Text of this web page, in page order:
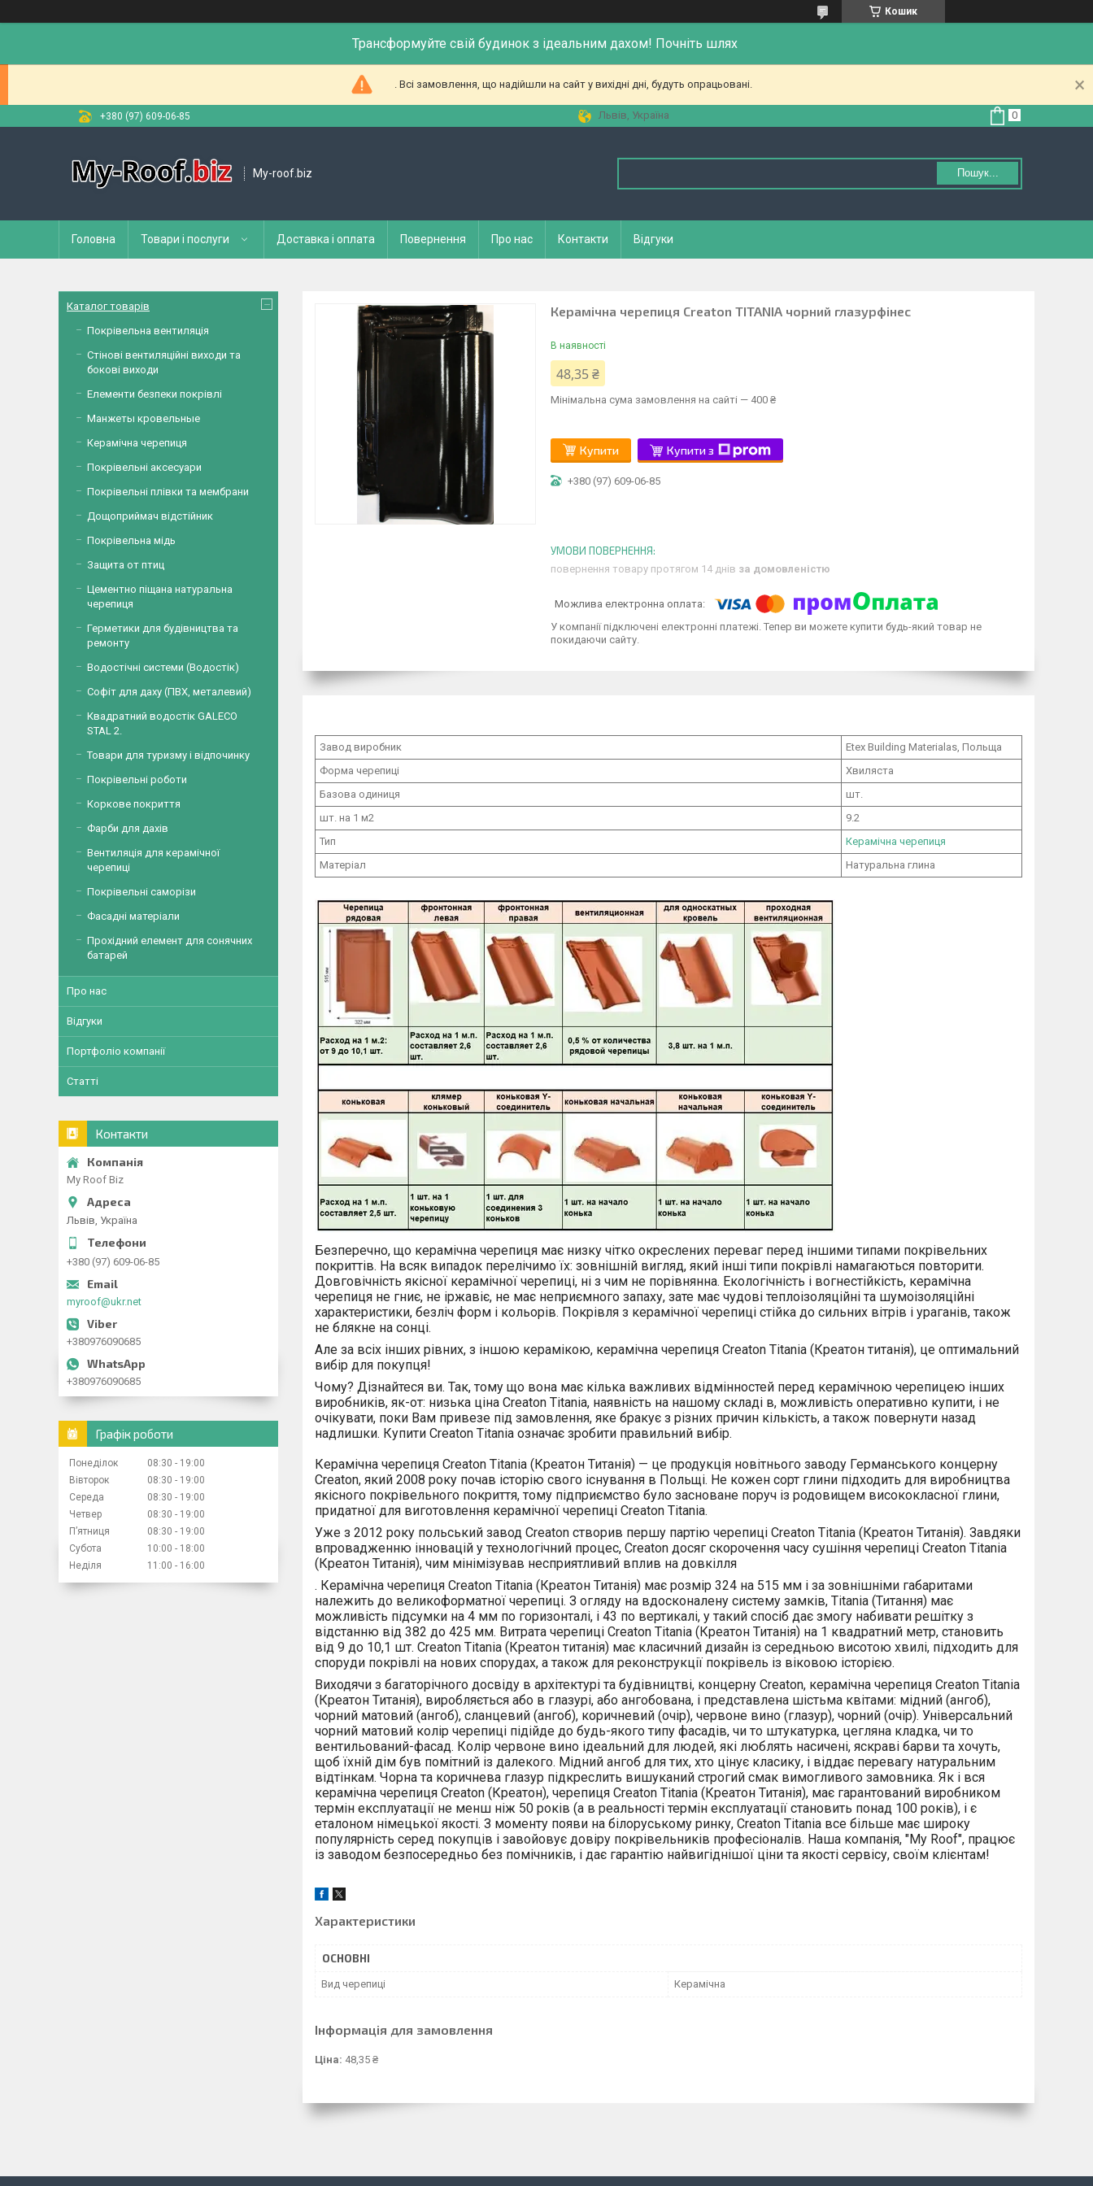
Кошик
Трансформуйте свій будинок з ідеальним дахом! Почніть шлях
. Всі замовлення, що надійшли на сайт у вихідні дні, будуть опрацьовані.
+380 (97) 609-06-85 Львів, Україна
My-roof.biz Пошук...
Головна Товари і послуги Доставка і оплата Повернення Про нас Контакти Відгуки
Керамічна черепиця Creaton TITANIA чорний глазурфінес
В наявності
48,35 ₴
Мінімальна сума замовлення на сайті — 400 ₴
Купити Купити з
+380 (97) 609-06-85
повернення товару протягом 14 днів за домовленістю
У компанії підключені електронні платежі. Тепер ви можете купити будь-який товар не
покидаючи сайту.
Завод виробник
Etex Building Materialas, Польща
Форма черепиці
Хвиляста
Базова одиниця
шт.
шт. на 1 м2
9.2
Тип
Керамічна черепиця
Матеріал
Натуральна глина
Безперечно, що керамічна черепиця має низку чітко окреслених переваг перед іншими типами покрівельних
покриттів. На всяк випадок перелічимо їх: зовнішній вигляд, який інші типи покрівлі намагаються повторити.
Довговічність якісної керамічної черепиці, ні з чим не порівнянна. Екологічність і вогнестійкість, керамічна
черепиця не гниє, не іржавіє, не має неприємного запаху, зате має чудові теплоізоляційні та шумоізоляційні
характеристики, безліч форм і кольорів. Покрівля з керамічної черепиці стійка до сильних вітрів і ураганів, також
не блякне на сонці.
Але за всіх інших рівних, з іншою керамікою, керамічна черепиця Creaton Titania (Креатон титанія), це оптимальний
вибір для покупця!
Чому? Дізнайтеся ви. Так, тому що вона має кілька важливих відмінностей перед керамічною черепицею інших
виробників, як-от: низька ціна Creaton Titania, наявність на нашому складі в, можливість оперативно купити, і не
очікувати, поки Вам привезе під замовлення, яке бракує з різних причин кількість, а також повернути назад
надлишки. Купити Creaton Titania означає зробити правильний вибір.
Керамічна черепиця Creaton Titania (Креатон Титанія) — це продукція новітнього заводу Германського концерну
Creaton, який 2008 року почав історію свого існування в Польщі. Не кожен сорт глини підходить для виробництва
якісного покрівельного покриття, тому підприємство було засноване поруч із родовищем висококласної глини,
придатної для виготовлення керамічної черепиці Creaton Titania.
Уже з 2012 року польський завод Creaton створив першу партію черепиці Creaton Titania (Креатон Титанія). Завдяки
впровадженню інновацій у технологічний процес, Creaton досяг скорочення часу сушіння черепиці Creaton Titania
(Креатон Титанія), чим мінімізував несприятливий вплив на довкілля
. Керамічна черепиця Creaton Titania (Креатон Титанія) має розмір 324 на 515 мм і за зовнішніми габаритами
належить до великоформатної черепиці. З огляду на вдосконалену систему замків, Titania (Титання) має
можливість підсумки на 4 мм по горизонталі, і 43 по вертикалі, у такий спосіб дає змогу набивати решітку з
відстанню від 382 до 425 мм. Витрата черепиці Creaton Titania (Креатон Титанія) на 1 квадратний метр, становить
від 9 до 10,1 шт. Creaton Titania (Креатон титанія) має класичний дизайн із середньою висотою хвилі, підходить для
споруди покрівлі на нових спорудах, а також для реконструкції покрівель із віковою історією.
Виходячи з багаторічного досвіду в архітектурі та будівництві, концерну Creaton, керамічна черепиця Creaton Titania
(Креатон Титанія), виробляється або в глазурі, або ангобована, і представлена шістьма квітами: мідний (ангоб),
чорний матовий (ангоб), сланцевий (ангоб), коричневий (очір), червоне вино (глазур), чорний (очір). Універсальний
чорний матовий колір черепиці підійде до будь-якого типу фасадів, чи то штукатурка, цегляна кладка, чи то
вентильований-фасад. Колір червоне вино ідеальний для людей, які люблять насичені, яскраві барви та хочуть,
щоб їхній дім був помітний із далекого. Мідний ангоб для тих, хто цінує класику, і віддає перевагу натуральним
відтінкам. Чорна та коричнева глазур підкреслить вишуканий строгий смак вимогливого замовника. Як і вся
керамічна черепиця Creaton (Креатон), черепиця Creaton Titania (Креатон Титанія), має гарантований виробником
термін експлуатації не менш ніж 50 років (а в реальності термін експлуатації становить понад 100 років), і є
еталоном німецької якості. З моменту появи на білоруському ринку, Creaton Titania все більше має широку
популярність серед покупців і завойовує довіру покрівельників професіоналів. Наша компанія, "My Roof", працює
із заводом безпосередньо без помічників, і дає гарантію найвигіднішої ціни та якості сервісу, своїм клієнтам!
Характеристики
ОСНОВНІ
Вид черепиці Керамічна
Інформація для замовлення
Ціна: 48,35 ₴
Каталог товарів
Покрівельна вентиляція
Стінові вентиляційні виходи та
бокові виходи
Елементи безпеки покрівлі
Манжеты кровельные
Керамічна черепиця
Покрівельні аксесуари
Покрівельні плівки та мембрани
Дощоприймач відстійник
Покрівельна мідь
Защита от птиц
Цементно піщана натуральна
черепиця
Герметики для будівництва та
ремонту
Водостічні системи (Водостік)
Софіт для даху (ПВХ, металевий)
Квадратний водостік GALECO
STAL 2.
Товари для туризму і відпочинку
Покрівельні роботи
Коркове покриття
Фарби для дахів
Вентиляція для керамічної
черепиці
Покрівельні саморізи
Фасадні матеріали
Прохідний елемент для сонячних
батарей
Про нас
Відгуки
Портфоліо компанії
Статті
Контакти
My Roof Biz
Львів, Україна
+380 (97) 609-06-85
myroof@ukr.net
+380976090685
+380976090685
Графік роботи
Понеділок 08:30
19:00
Вівторок
08:30
19:00
Середа
08:30
19:00
Четвер
08:30
19:00
Пʼятниця
08:30
19:00
Субота
10:00
18:00
Неділя
11:00 16:00